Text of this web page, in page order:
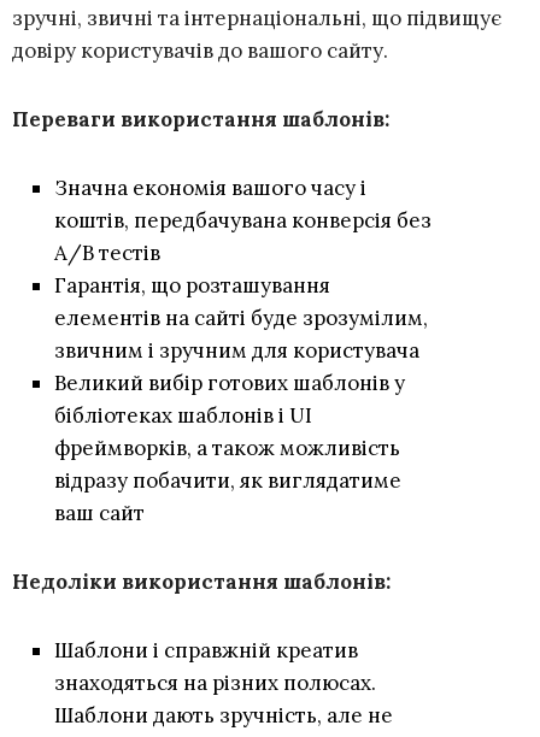
зручні, звичні та інтернаціональні, що підвищує
довіру користувачів до вашого сайту.
Переваги використання шаблонів:
Значна економія вашого часу і
коштів, передбачувана конверсія без
A/B тестів
Гарантія, що розташування
елементів на сайті буде зрозумілим,
звичним і зручним для користувача
Великий вибір готових шаблонів у
бібліотеках шаблонів і UI
фреймворків, а також можливість
відразу побачити, як виглядатиме
ваш сайт
Недоліки використання шаблонів:
Шаблони і справжній креатив
знаходяться на різних полюсах.
Шаблони дають зручність, але не